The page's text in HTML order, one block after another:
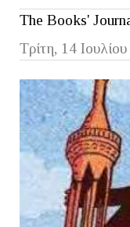
The Books'
Τρίτη, 14